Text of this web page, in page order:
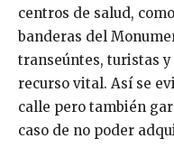
centros de salud,
banderas del
transeúntes, turistas y
recurso vital. Así se
calle pero también
caso de no poder